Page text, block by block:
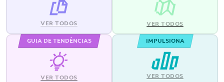
VER TODOS VER TODOS
GUIA DE TENDÊNCIAS
VER TODOS
IMPULSIONA
VER TODOS